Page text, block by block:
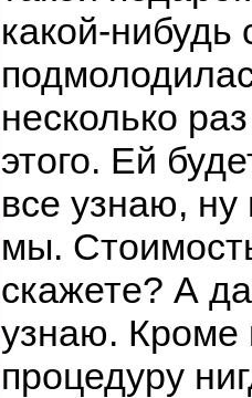
какой-
несколько
этого. Ей
все узнаю,
мы.
скажете? А
узнаю. Кроме
процедуру